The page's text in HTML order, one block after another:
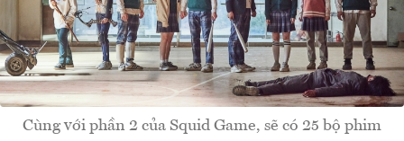
Cùng với phần 2 của Squid Game, sẽ có 25 bộ phim